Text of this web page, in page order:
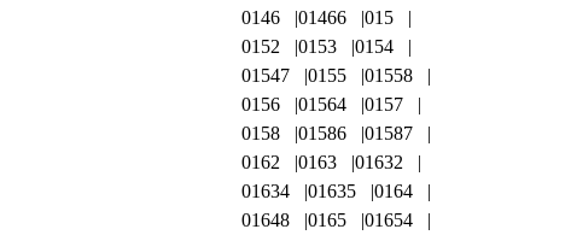
0146
01466
015
0152
0153
0154
01547
0155
01558
0156
01564
0157
0158
01586
01587
0162
0163
01632
01634
01635
0164
01648
0165
01654